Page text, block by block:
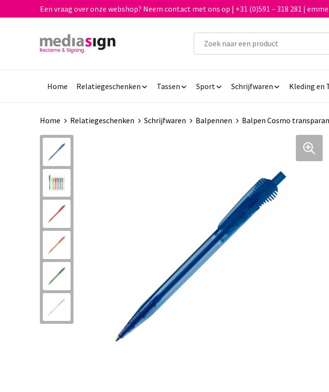
Een vraag over onze webshop? Neem contact met ons op | +31 (0)591 – 318 281 |
Home Relatiegeschenken Tassen Sport Schrijfwaren Kleding en
Home Relatiegeschenken Schrijfwaren Balpennen Balpen Cosmo